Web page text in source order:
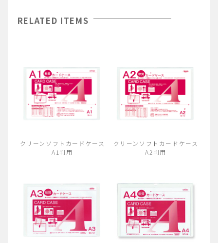
RELATED ITEMS
クリーンソフトカードケース
A1判用
クリーンソフトカードケース
A2判用